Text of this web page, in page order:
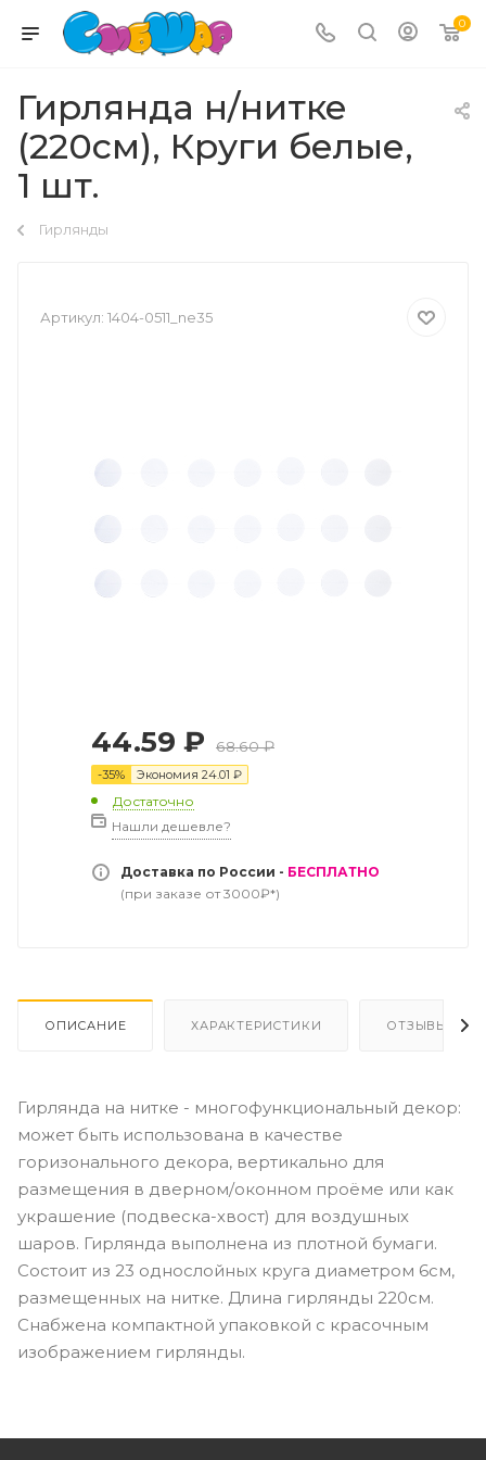
0
Гирлянда н/нитке
(220см), Круги белые,
1 шт.
Гирлянды
Артикул: 1404-0511_ne35
44.59 ₽ 68.60₽
-35% Экономия 24.01 ₽
Достаточно
Нашли дешевле?
Доставка по России - БЕСПЛАТНО
(при заказе от 3000₽*)
ОПИСАНИЕ ХАРАКТЕРИСТИКИ ОТЗЫВЫ
Гирлянда на нитке - многофункциональный декор:
может быть использована в качестве
горизонального декора, вертикально для
размещения в дверном/оконном проёме или как
украшение (подвеска-хвост) для воздушных
шаров. Гирлянда выполнена из плотной бумаги.
Состоит из 23 однослойных круга диаметром 6см,
размещенных на нитке. Длина гирлянды 220см.
Снабжена компактной упаковкой с красочным
изображением гирлянды.